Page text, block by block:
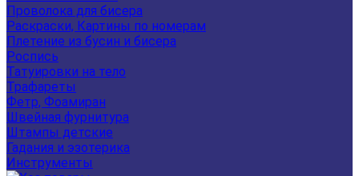
Проволока для бисера
Раскраски, Картины по номерам
Плетение из бусин и бисера
Роспись
Татуировки на тело
Трафареты
Фетр, Фоамиран
Швейная фурнитура
Штампы детские
Гадания и эзотерика
Инструменты